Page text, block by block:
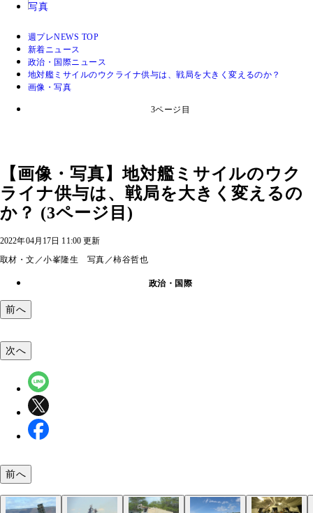
写真
週プレNEWS TOP
新着ニュース
政治・国際ニュース
地対艦ミサイルのウクライナ供与は、戦局を大きく変えるのか？
画像・写真
3ページ目
【画像・写真】地対艦ミサイルのウク
ライナ供与は、戦局を大きく変えるの
か？ (3ページ目)
2022年04月17日 11:00 更新
取材・文／小峯隆生 写真／柿谷哲也
政治・国際
前へ
次へ
前へ